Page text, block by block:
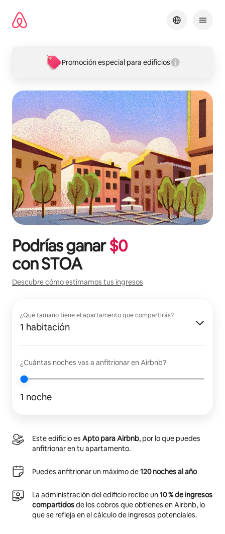
contenido
Promoción especial para edificios
Podrías ganar$0
conSTOA
Descubre cómo estimamos tus ingresos
¿Qué tamaño tiene el apartamento que compartirás?
1 habitación
¿Cuántas noches vas a anfitrionar en Airbnb?
1 noche
Este edificio es Apto para Airbnb, por lo que puedes
anfitrionar en tu apartamento.
Puedes anfitrionar un máximo de120 noches al año
La administración del edificio recibe un10 % de ingresos
compartidosde los cobros que obtienes en Airbnb, lo
que se refleja en el cálculo de ingresos potenciales.